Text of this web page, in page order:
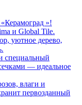
«Керамоград »!
и Global Tile.
уютное дерево,
специальный
— идеальное
влаги и
первозданный